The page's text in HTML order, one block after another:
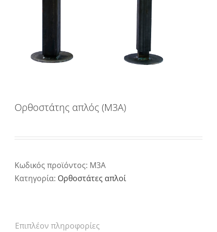
Ορθοστάτης απλός (M3A)
Κωδικός προϊόντος: M3A
Κατηγορία: Ορθοστάτες απλοί
Επιπλέον πληροφορίες